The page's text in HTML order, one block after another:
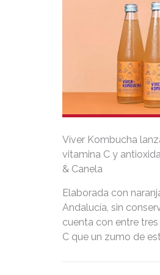
Víver Kombucha
vitamina C y
& Canela
Elaborada con
Andalucía, sin
cuenta con entre
C que un zumo de